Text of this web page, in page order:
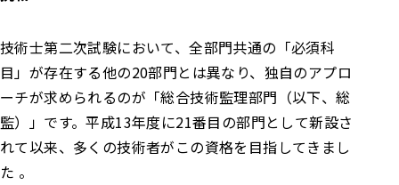
技術士第二次試験において、全部門共通の「必須科
目」が存在する他の20部門とは異なり、独自のアプロ
ーチが求められるのが「総合技術監理部門（以下、総
監）」です。平成13年度に21番目の部門として新設さ
れて以来、多くの技術者がこの資格を目指してきまし
た 。